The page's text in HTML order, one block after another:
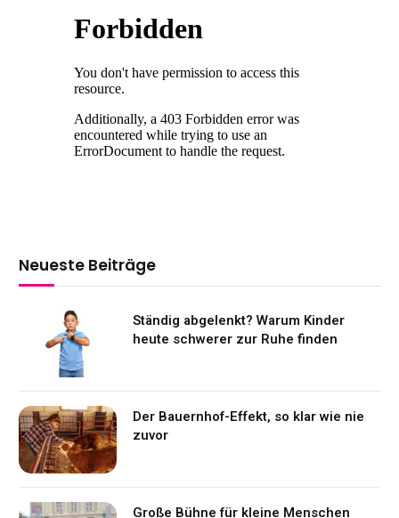
Neueste Beiträge
Ständig abgelenkt? Warum Kinder
heute schwerer zur Ruhe finden
Der Bauernhof-Effekt, so klar wie nie
zuvor
Große Bühne für kleine Menschen